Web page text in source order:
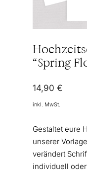
“Spring
14,90 €
inkl. MwSt.
Gestaltet eure
unserer
verändert
individuell